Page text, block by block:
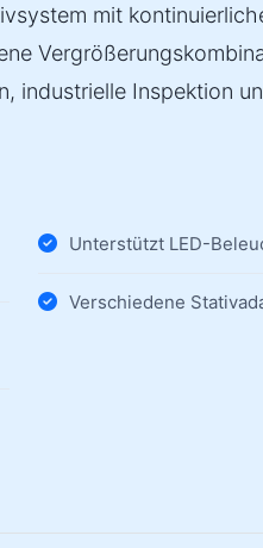
mit
industrielle Inspektion
Unterstützt LED-
Verschiedene